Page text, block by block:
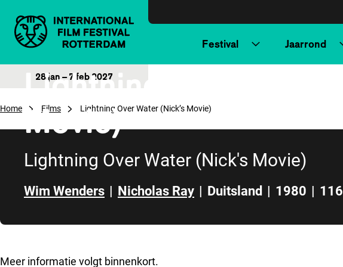
Festival Jaarrond
28 jan – 7 feb 2027
Home Films Lightning Over Water (Nick’s Movie)
Lightning Over Water
Movie)
Lightning Over Water (Nick's Movie)
Wim Wenders | Nicholas Ray | Duitsland | 1980 |
Meer informatie volgt binnenkort.